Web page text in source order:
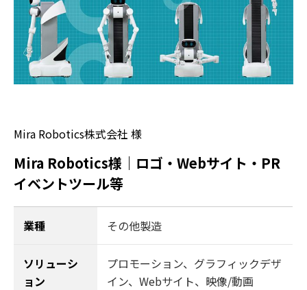
Mira Robotics株式会社 様
Mira Robotics様｜ロゴ・Webサイト・PR
イベントツール等
業種 その他製造
ソリューシ
ョン
プロモーション、 グラフィックデザ
イン、Webサイト、 映像/動画